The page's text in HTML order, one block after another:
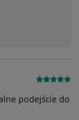
podejście do